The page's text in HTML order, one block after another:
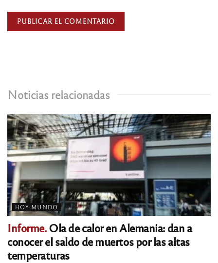
Noticias relacionadas
HOY MUNDO
Informe.Ola de calor en Alemania: dan a
conocer el saldo de muertos por las altas
temperaturas